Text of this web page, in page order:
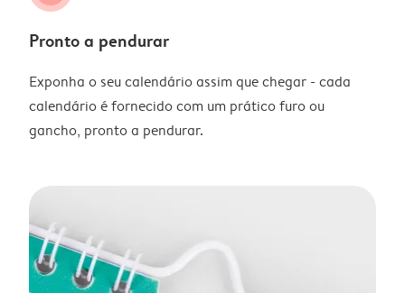
Pronto a pendurar
Exponha o seu calendário assim que chegar - cada
calendário é fornecido com um prático furo ou
gancho, pronto a pendurar.